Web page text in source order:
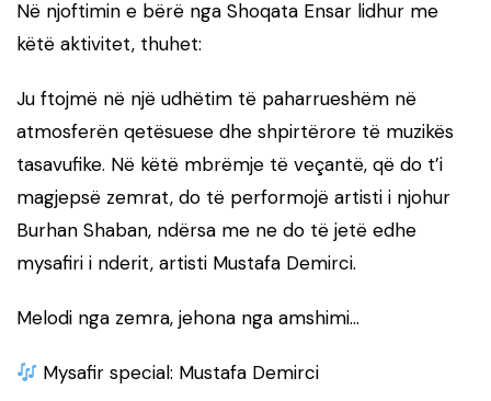
Në njoftimin e bërë nga Shoqata Ensar lidhur me
këtë aktivitet, thuhet:
Ju ftojmë në një udhëtim të paharrueshëm në
atmosferën qetësuese dhe shpirtërore të muzikës
tasavufike. Në këtë mbrëmje të veçantë, që do t’i
magjepsë zemrat, do të performojë artisti i njohur
Burhan Shaban, ndërsa me ne do të jetë edhe
mysafiri i nderit, artisti Mustafa Demirci.
Melodi nga zemra, jehona nga amshimi…
Mysafir special: Mustafa Demirci